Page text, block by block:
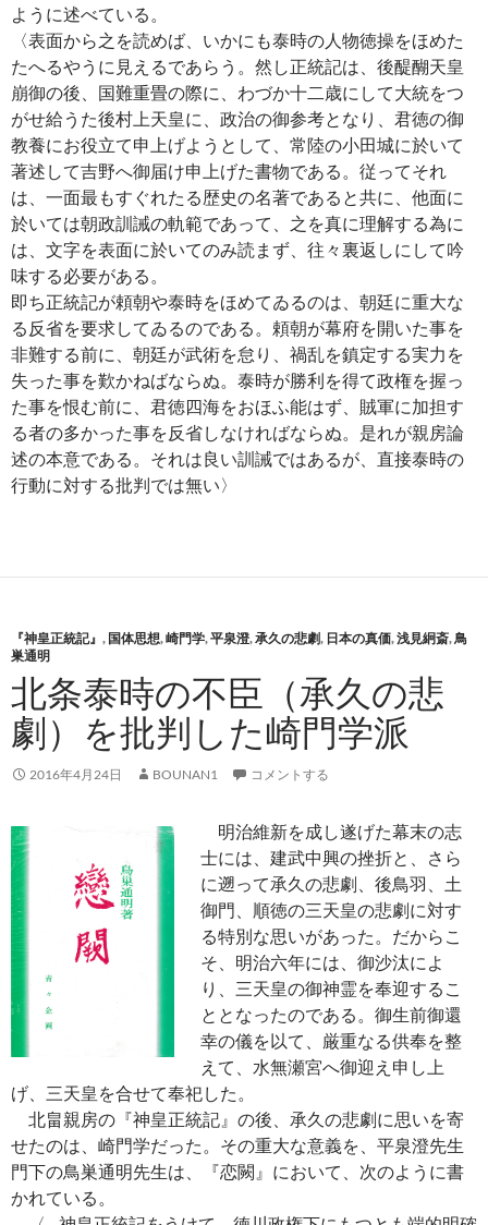
ように述べている。
〈表面から之を読めば、いかにも泰時の人物徳操をほめた
たへるやうに見えるであらう。然し正統記は、後醍醐天皇
崩御の後、国難重畳の際に、わづか十二歳にして大統をつ
がせ給うた後村上天皇に、政治の御参考となり、君徳の御
教養にお役立て申上げようとして、常陸の小田城に於いて
著述して吉野へ御届け申上げた書物である。従ってそれ
は、一面最もすぐれたる歴史の名著であると共に、他面に
於いては朝政訓誡の軌範であって、之を真に理解する為に
は、文字を表面に於いてのみ読まず、往々裏返しにして吟
味する必要がある。
即ち正統記が頼朝や泰時をほめてゐるのは、朝廷に重大な
る反省を要求してゐるのである。頼朝が幕府を開いた事を
非難する前に、朝廷が武術を怠り、禍乱を鎮定する実力を
失った事を歎かねばならぬ。泰時が勝利を得て政権を握っ
た事を恨む前に、君徳四海をおほふ能はず、賊軍に加担す
る者の多かった事を反省しなければならぬ。是れが親房論
述の本意である。それは良い訓誡ではあるが、直接泰時の
行動に対する批判では無い〉
『神皇正統記』 , 国体思想,崎門学,平泉澄,承久の悲劇, 日本の真価,浅見絅斎,鳥
巣通明
北条泰時の不臣（承久の悲
劇）を批判した崎門学派
2016年4月24日 BOUNAN1 コメントする
明治維新を成し遂げた幕末の志
士には、建武中興の挫折と、さら
に遡って承久の悲劇、後鳥羽、土
御門、順徳の三天皇の悲劇に対す
る特別な思いがあった。だからこ
そ、明治六年には、御沙汰によ
り、三天皇の御神霊を奉迎するこ
ととなったのである。御生前御還
幸の儀を以て、厳重なる供奉を整
えて、水無瀬宮へ御迎え申し上
げ、三天皇を合せて奉祀した。
北畠親房の『神皇正統記』の後、承久の悲劇に思いを寄
せたのは、崎門学だった。その重大な意義を、平泉澄先生
門下の鳥巣通明先生は、『恋闕』において、次のように書
かれている。